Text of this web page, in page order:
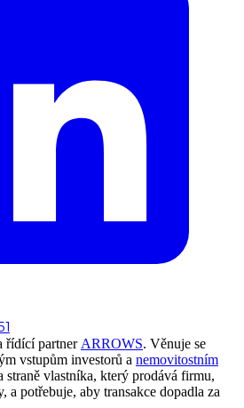
řídící partner ARROWS. Věnuje se
vstupům investorů a nemovitostním
vlastníka, který prodává firmu,
a potřebuje, aby transakce dopadla za